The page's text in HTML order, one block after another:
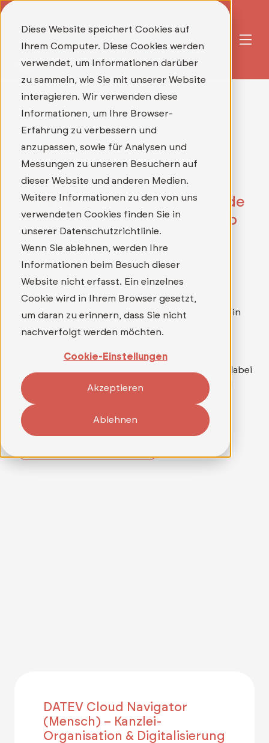
Diese Website speichert Cookies auf
Ihrem Computer. Diese Cookies werden
verwendet, um Informationen darüber
zu sammeln, wie Sie mit unserer Website
interagieren. Wir verwenden diese
Informationen, um Ihre Browser-
Erfahrung zu verbessern und
anzupassen, sowie für Analysen und
Messungen zu unseren Besuchern auf
dieser Website und anderen Medien.
Weitere Informationen zu den von uns
verwendeten Cookies finden Sie in
unserer Datenschutzrichtlinie.
Wenn Sie ablehnen, werden Ihre
Informationen beim Besuch dieser
Website nicht erfasst. Ein einzelnes
Cookie wird in Ihrem Browser gesetzt,
um daran zu erinnern, dass Sie nicht
nachverfolgt werden möchten.
Cookie-Einstellungen
Akzeptieren
Ablehnen
Unsere aktuellen
Stellenausschreibungen: Werde
Teil unseres Teams und bewirb
Dich direkt!
Wer mehr als nur einen Job sucht und in einem
Umfeld arbeiten möchte, in dem wirklich etwas
bewegt werden kann, findet bei TELEDATA IT ein
mitarbeitergeführtes Unternehmen mit
spannenden Aufgaben und hoher
Eigenverantwortung. Ein Team, das
Zusammenarbeit auf Augenhöhe lebt, schafft dabei
die Grundlage für persönliche Entwicklung und
gemeinsames Wachstum.
DATEV Cloud Navigator
(Mensch) – Kanzlei-
Organisation & Digitalisierung